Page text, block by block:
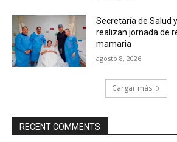
Secretaría de Salud
realizan jornada de
mamaria
agosto 8, 2026
Cargar más
RECENT COMMENTS